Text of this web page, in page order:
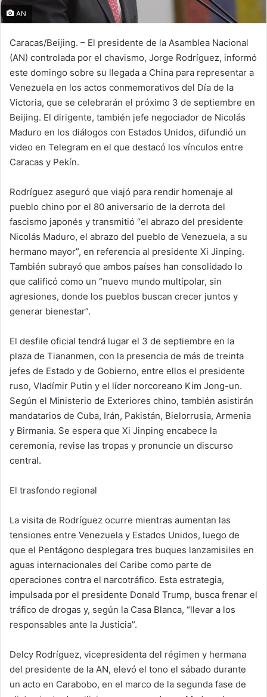
AN
Caracas/Beijing. – El presidente de la Asamblea Nacional
(AN) controlada por el chavismo, Jorge Rodríguez, informó
este domingo sobre su llegada a China para representar a
Venezuela en los actos conmemorativos del Día de la
Victoria, que se celebrarán el próximo 3 de septiembre en
Beijing. El dirigente, también jefe negociador de Nicolás
Maduro en los diálogos con Estados Unidos, difundió un
video en Telegram en el que destacó los vínculos entre
Caracas y Pekín.
Rodríguez aseguró que viajó para rendir homenaje al
pueblo chino por el 80 aniversario de la derrota del
fascismo japonés y transmitió “el abrazo del presidente
Nicolás Maduro, el abrazo del pueblo de Venezuela, a su
hermano mayor”, en referencia al presidente Xi Jinping.
También subrayó que ambos países han consolidado lo
que calificó como un “nuevo mundo multipolar, sin
agresiones, donde los pueblos buscan crecer juntos y
generar bienestar”.
El desfile oficial tendrá lugar el 3 de septiembre en la
plaza de Tiananmen, con la presencia de más de treinta
jefes de Estado y de Gobierno, entre ellos el presidente
ruso, Vladímir Putin y el líder norcoreano Kim Jong-un.
Según el Ministerio de Exteriores chino, también asistirán
mandatarios de Cuba, Irán, Pakistán, Bielorrusia, Armenia
y Birmania. Se espera que Xi Jinping encabece la
ceremonia, revise las tropas y pronuncie un discurso
central.
El trasfondo regional
La visita de Rodríguez ocurre mientras aumentan las
tensiones entre Venezuela y Estados Unidos, luego de
que el Pentágono desplegara tres buques lanzamisiles en
aguas internacionales del Caribe como parte de
operaciones contra el narcotráfico. Esta estrategia,
impulsada por el presidente Donald Trump, busca frenar el
tráfico de drogas y, según la Casa Blanca, “llevar a los
responsables ante la Justicia”.
Delcy Rodríguez, vicepresidenta del régimen y hermana
del presidente de la AN, elevó el tono el sábado durante
un acto en Carabobo, en el marco de la segunda fase de